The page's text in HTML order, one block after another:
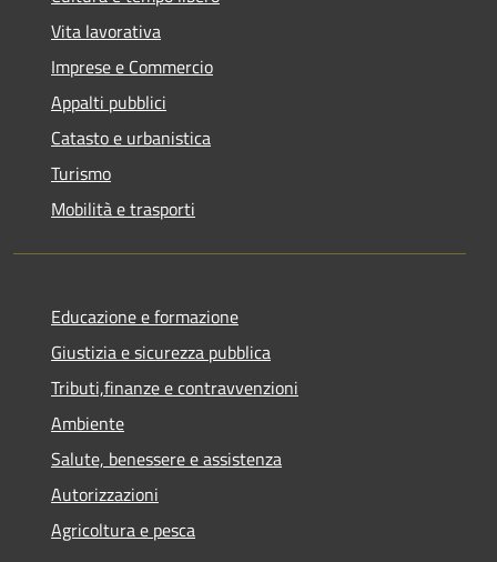
Vita lavorativa
Imprese e Commercio
Appalti pubblici
Catasto e urbanistica
Turismo
Mobilità e trasporti
Educazione e formazione
Giustizia e sicurezza pubblica
Tributi,finanze e contravvenzioni
Ambiente
Salute, benessere e assistenza
Autorizzazioni
Agricoltura e pesca